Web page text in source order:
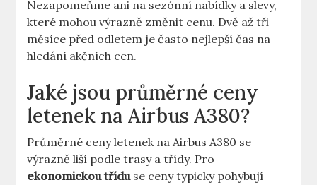
Nezapomeňme ani na sezónní nabídky a slevy,
které mohou výrazně změnit cenu.​ Dvě až tři
měsíce před ⁤odletem je často ⁣nejlepší⁣ čas na
hledání akčních ​cen.
Jaké jsou průměrné ceny‌
letenek na ⁢Airbus A380?
Průměrné ceny letenek​ na Airbus A380 se
výrazně⁤ liší podle ⁤trasy ⁢a třídy. Pro
ekonomickou tříduse ceny typicky pohybují